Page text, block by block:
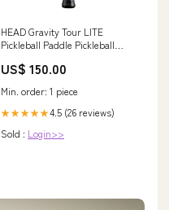
HEAD Gravity Tour LITE
Pickleball Paddle Pickleball
US$ 150.00
Min. order: 1 piece
★★★★★4.5 (26 reviews)
Sold : Login>>